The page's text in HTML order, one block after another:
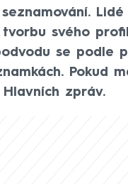
svého
se podle
Pokud
zpráv.